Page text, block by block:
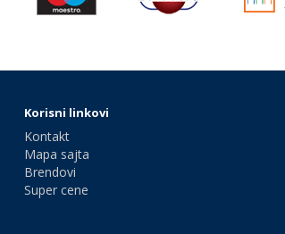
Korisni linkovi
Kontakt
Mapa sajta
Brendovi
Super cene